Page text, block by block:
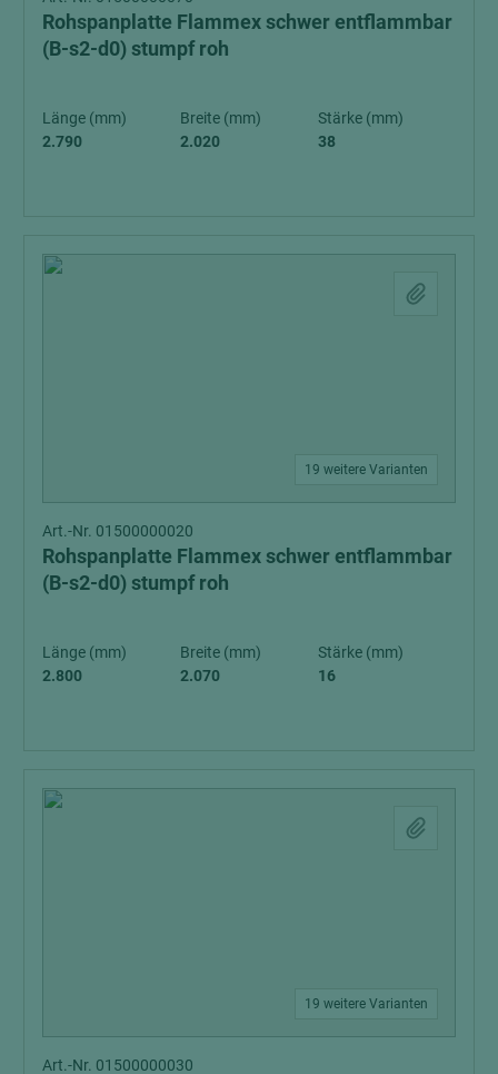
Rohspanplatte Flammex schwer entflammbar
(B-s2-d0) stumpf roh
Länge (mm)
2.790
Breite (mm)
2.020
Stärke (mm)
38
19 weitere Varianten
Art.-Nr. 01500000020
Rohspanplatte Flammex schwer entflammbar
(B-s2-d0) stumpf roh
Länge (mm)
2.800
Breite (mm)
2.070
Stärke (mm)
16
19 weitere Varianten
Art.-Nr. 01500000030